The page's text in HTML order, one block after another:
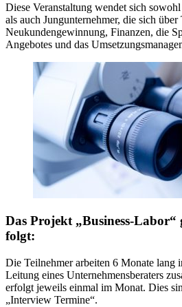
Diese Veranstaltung wendet sich
als auch Jungunternehmer, die sich
Neukundengewinnung, Finanzen, die
Angebotes und das
Das Projekt „Business-Labor“
folgt:
Die Teilnehmer arbeiten 6 Monate lang
Leitung eines Unternehmensberaters
erfolgt jeweils einmal im Monat. Dies
„Interview Termine“.